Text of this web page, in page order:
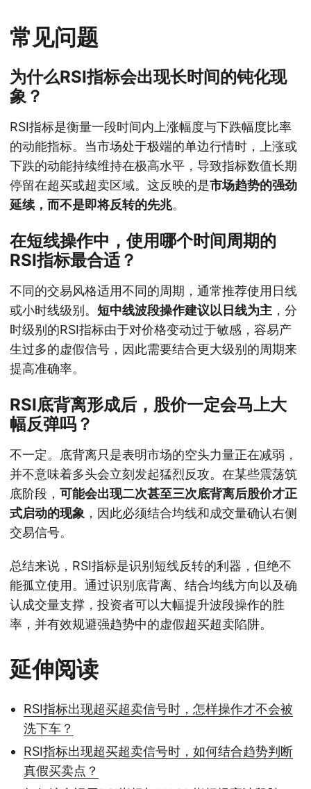
常见问题
为什么RSI指标会出现长时间的钝化现
象？
RSI指标是衡量一段时间内上涨幅度与下跌幅度比率
的动能指标。当市场处于极端的单边行情时，上涨或
下跌的动能持续维持在极高水平，导致指标数值长期
停留在超买或超卖区域。这反映的是市场趋势的强劲
延续，而不是即将反转的先兆。
在短线操作中，使用哪个时间周期的
RSI指标最合适？
不同的交易风格适用不同的周期，通常推荐使用日线
或小时线级别。 短中线波段操作建议以日线为主 ，分
时级别的RSI指标由于对价格变动过于敏感，容易产
生过多的虚假信号，因此需要结合更大级别的周期来
提高准确率。
RSI底背离形成后，股价一定会马上大
幅反弹吗？
不一定。底背离只是表明市场的空头力量正在减弱，
并不意味着多头会立刻发起猛烈反攻。在某些震荡筑
底阶段， 可能会出现二次甚至三次底背离后股价才正
式启动的现象 ，因此必须结合均线和成交量确认右侧
交易信号。
总结来说，RSI指标是识别短线反转的利器，但绝不
能孤立使用。通过识别底背离、结合均线方向以及确
认成交量支撑，投资者可以大幅提升波段操作的胜
率，并有效规避强趋势中的虚假超买超卖陷阱。
延伸阅读
RSI指标出现超买超卖信号时，怎样操作才不会被
洗下车？
RSI指标出现超买超卖信号时，如何结合趋势判断
真假买卖点？